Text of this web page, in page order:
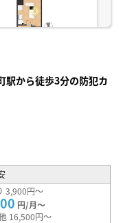
駅から徒歩3分の防犯カ
3,900円～
円/月～
16,500円～